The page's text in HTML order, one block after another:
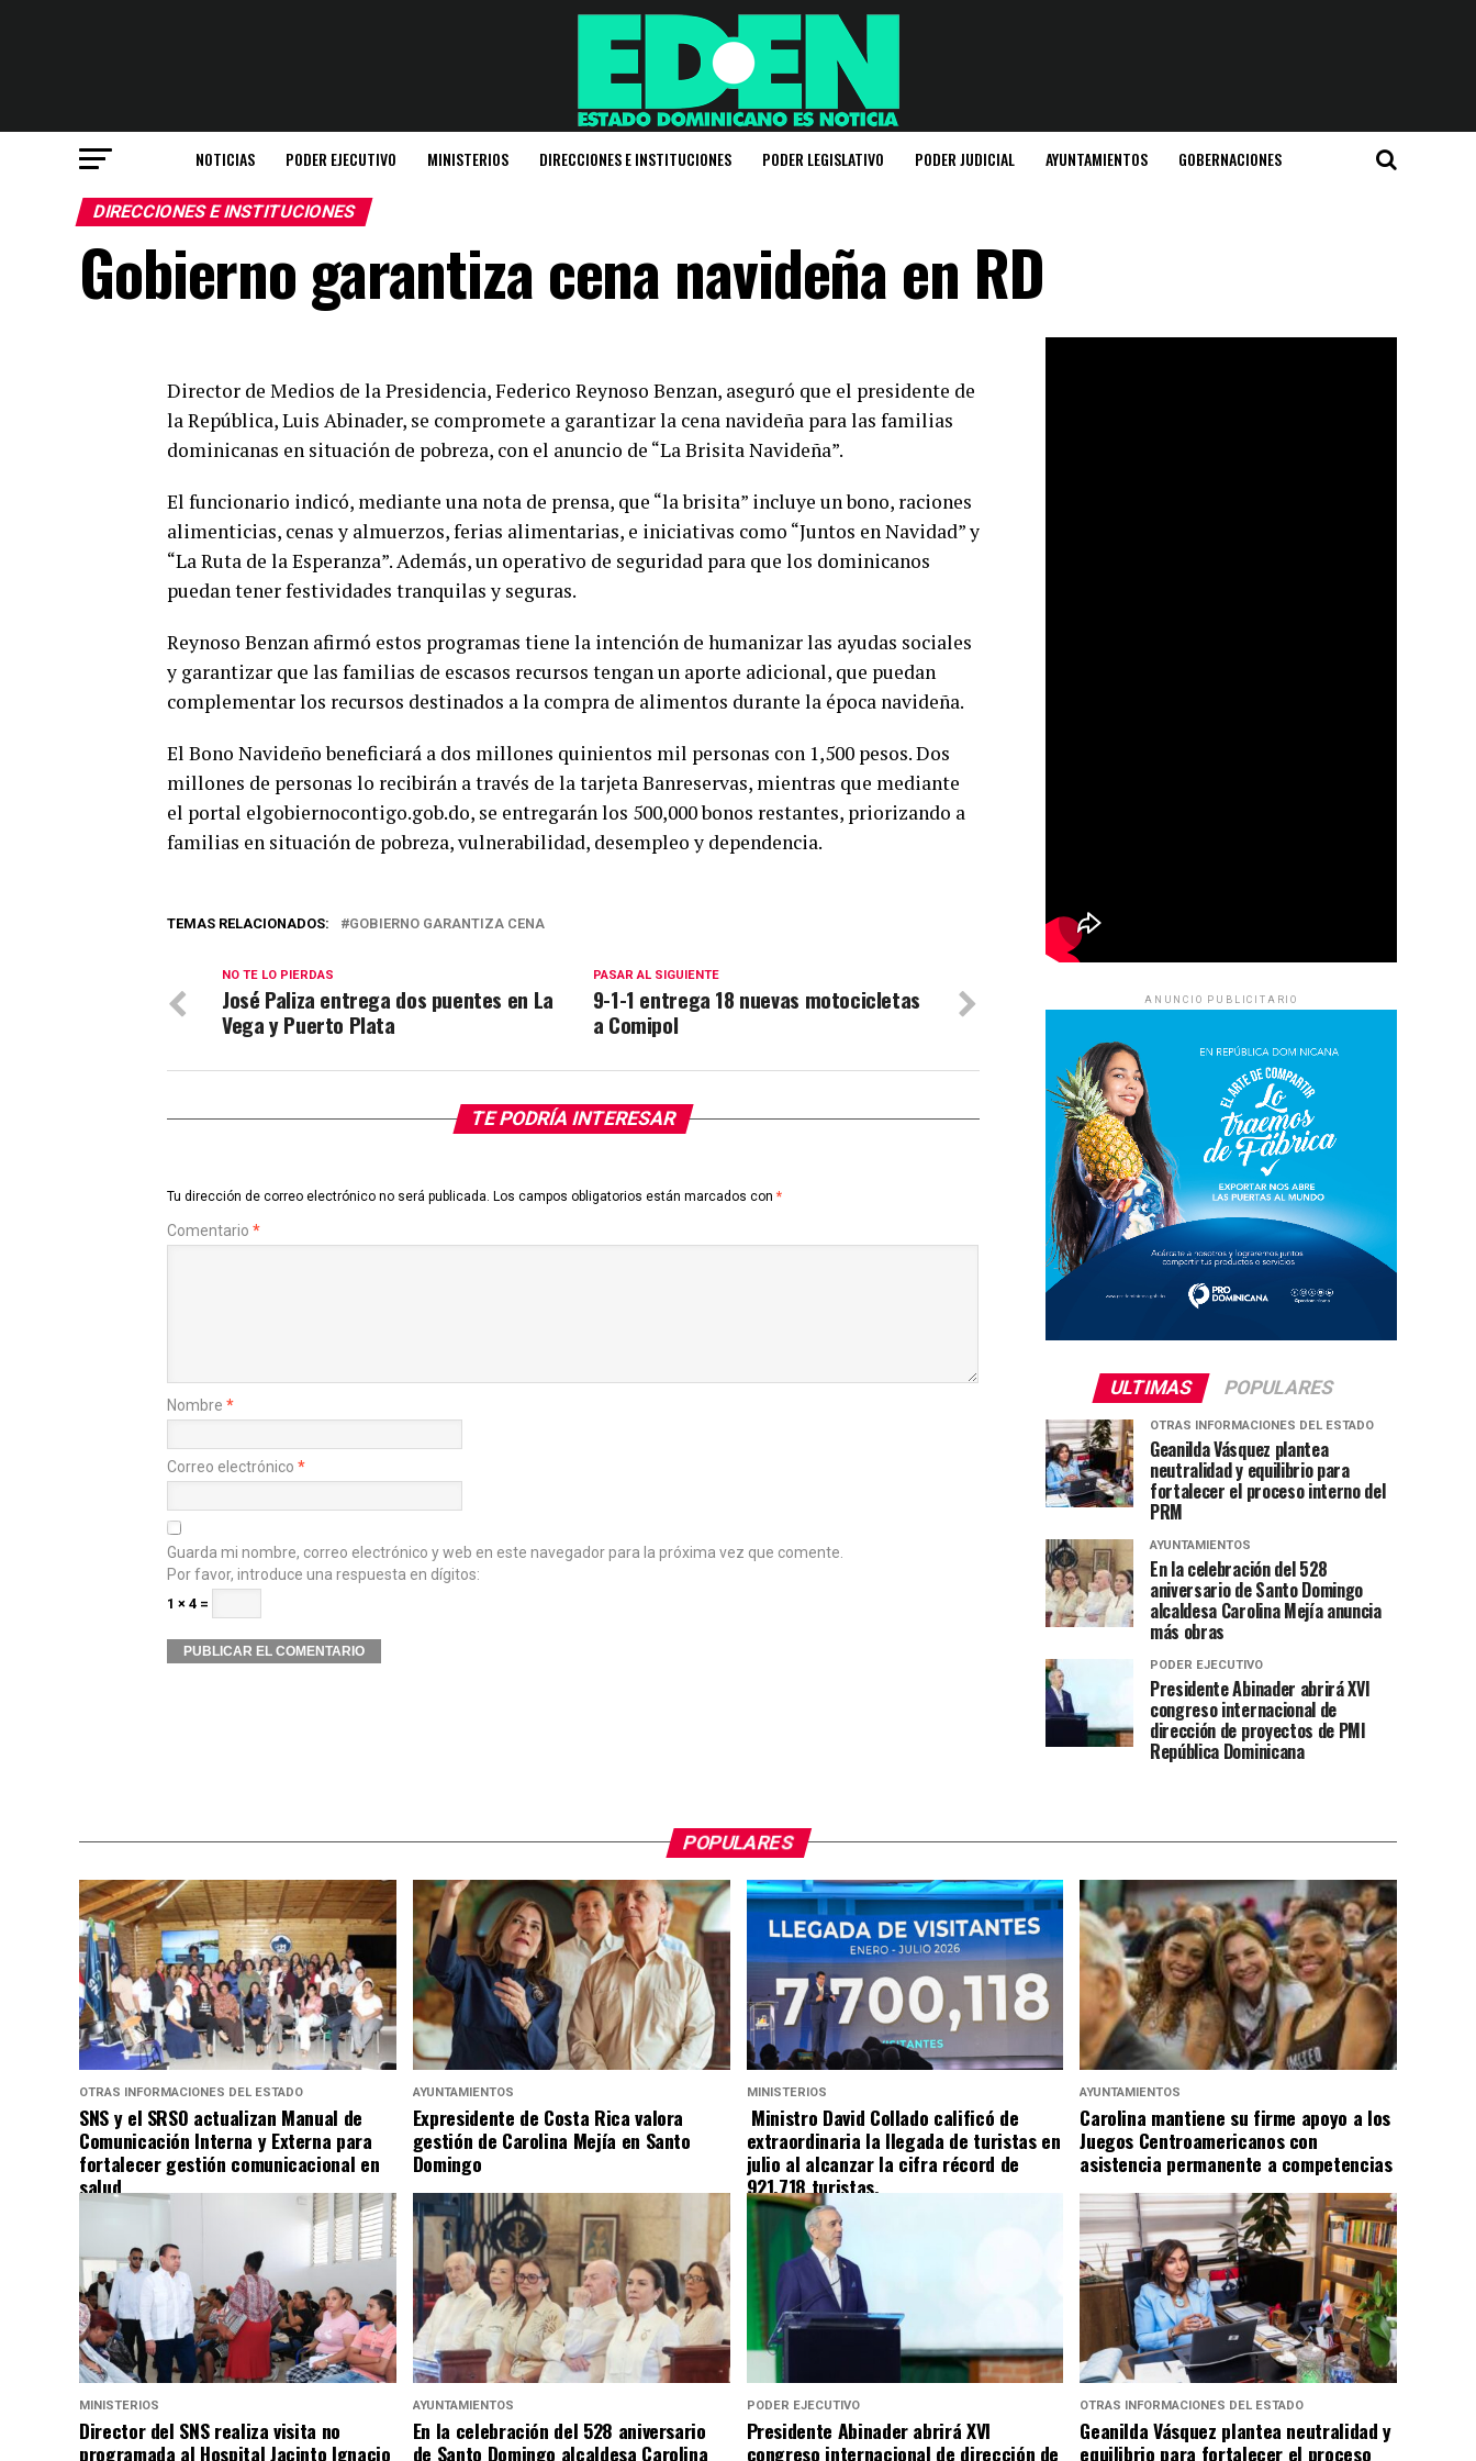
NOTICIAS PODER EJECUTIVO MINISTERIOS DIRECCIONES E INSTITUCIONES PODER LEGISLATIVO PODER JUDICIAL AYUNTAMIENTOS GOBERNACIONES
DIRECCIONES E INSTITUCIONES
Gobierno garantiza cena navideña en RD
Director de Medios de la Presidencia, Federico Reynoso Benzan, aseguró que el presidente de
la República, Luis Abinader, se compromete a garantizar la cena navideña para las familias
dominicanas en situación de pobreza, con el anuncio de “La Brisita Navideña”.
El funcionario indicó, mediante una nota de prensa, que “la brisita” incluye un bono, raciones
alimenticias, cenas y almuerzos, ferias alimentarias, e iniciativas como “Juntos en Navidad” y
“La Ruta de la Esperanza”. Además, un operativo de seguridad para que los dominicanos
puedan tener festividades tranquilas y seguras.
Reynoso Benzan afirmó estos programas tiene la intención de humanizar las ayudas sociales
y garantizar que las familias de escasos recursos tengan un aporte adicional, que puedan
complementar los recursos destinados a la compra de alimentos durante la época navideña.
El Bono Navideño beneficiará a dos millones quinientos mil personas con 1,500 pesos. Dos
millones de personas lo recibirán a través de la tarjeta Banreservas, mientras que mediante
el portal elgobiernocontigo.gob.do, se entregarán los 500,000 bonos restantes, priorizando a
familias en situación de pobreza, vulnerabilidad, desempleo y dependencia.
TEMAS RELACIONADOS: GOBIERNO GARANTIZA CENA
PASAR AL SIGUIENTE
9-1-1 entrega 18 nuevas motocicletas
a Comipol
NO TE LO PIERDAS
José Paliza entrega dos puentes en La
Vega y Puerto Plata
TE PODRÍA INTERESAR
Tu dirección de correo electrónico no será publicada. Los campos obligatorios están marcados con *
Comentario *
Nombre *
Correo electrónico *
Guarda mi nombre, correo electrónico y web en este navegador para la próxima vez que comente.
Por favor, introduce una respuesta en dígitos:
1 × 4 =
ANUNCIO PUBLICITARIO
ULTIMAS POPULARES
OTRAS INFORMACIONES DEL ESTADO
Geanilda Vásquez plantea
neutralidad y equilibrio para
fortalecer el proceso interno del
PRM
AYUNTAMIENTOS
En la celebración del 528
aniversario de Santo Domingo
alcaldesa Carolina Mejía anuncia
más obras
PODER EJECUTIVO
Presidente Abinader abrirá XVI
congreso internacional de
dirección de proyectos de PMI
República Dominicana
POPULARES
OTRAS INFORMACIONES DEL ESTADO
SNS y el SRSO actualizan Manual de
Comunicación Interna y Externa para
fortalecer gestión comunicacional en
salud
AYUNTAMIENTOS
Expresidente de Costa Rica valora
gestión de Carolina Mejía en Santo
Domingo
MINISTERIOS
Ministro David Collado calificó de
extraordinaria la llegada de turistas en
julio al alcanzar la cifra récord de
921,718 turistas.
AYUNTAMIENTOS
Carolina mantiene su firme apoyo a los
Juegos Centroamericanos con
asistencia permanente a competencias
MINISTERIOS
Director del SNS realiza visita no
programada al Hospital Jacinto Ignacio
AYUNTAMIENTOS
En la celebración del 528 aniversario
de Santo Domingo alcaldesa Carolina
PODER EJECUTIVO
Presidente Abinader abrirá XVI
congreso internacional de dirección de
OTRAS INFORMACIONES DEL ESTADO
Geanilda Vásquez plantea neutralidad y
equilibrio para fortalecer el proceso